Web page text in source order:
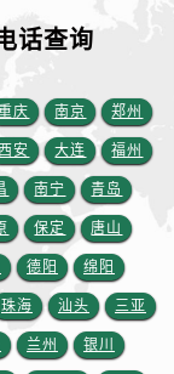
浙江省杭州市上城区钱江路1366号华润大厦A座5层503-5室劳力士售后服务中心（需提前预约）
浙江省湖州市吴兴区劳动路劳力士售后服务中心（需提前预约）
浙江省嘉兴市南湖区广益路705号嘉兴世界贸易中心A座13层1304室劳力士售后服务中心（需提前预约）
浙江省金华市金东区东市南街777号金华万达广场4号楼22楼2209室劳力士售后服务中心（需提前预约）
浙江省丽水市莲都区解放街劳力士售后服务中心（需提前预约）
浙江省宁波市江北区大闸南路500号来福士广场办公楼20层2009室劳力士售后服务中心（需提前预约）
浙江省衢州市柯城区上街劳力士售后服务中心（需提前预约）
浙江省绍兴市越城区胜利东路379号世茂天际中心写字楼8层805室劳力士售后服务中心（需提前预约）
话查询
庆 南京 郑州
西安 大连 福州
南宁 青岛
保定 唐山
德阳 绵阳
珠海 汕头 三亚
兰州 银川